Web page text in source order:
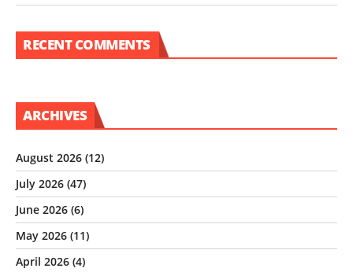
RECENT COMMENTS
ARCHIVES
August 2026 (12)
July 2026 (47)
June 2026 (6)
May 2026 (11)
April 2026 (4)